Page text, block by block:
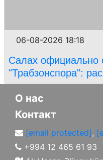
06-08-2026 18:18
Салах официально
"Трабзонспора":
О нас
Контакт
[email protected],
+994 12 465 61 93